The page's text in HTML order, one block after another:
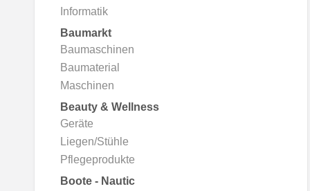
Informatik
Baumarkt
Baumaschinen
Baumaterial
Maschinen
Beauty & Wellness
Geräte
Liegen/Stühle
Pflegeprodukte
Boote - Nautic